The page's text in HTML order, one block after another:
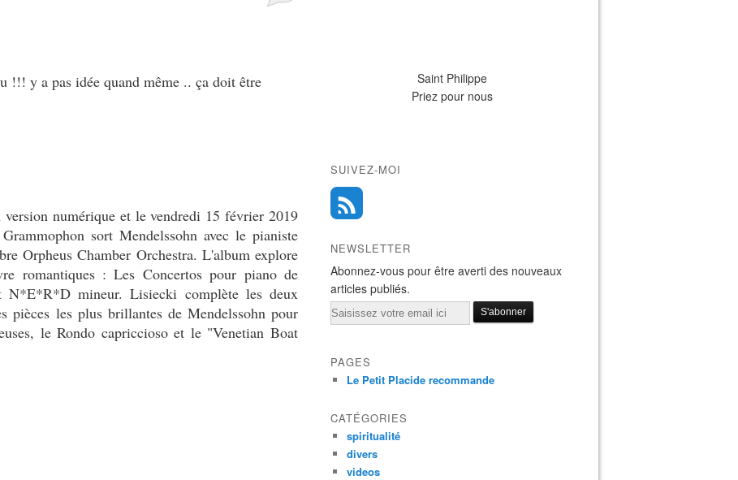
!!! y a pas idée quand même .. ça doit être
version numérique et le vendredi 15 février 2019
sort Mendelssohn avec le pianiste
Orpheus Chamber Orchestra. L'album explore
romantiques : Les Concertos pour piano de
N*E*R*D mineur. Lisiecki complète les deux
pièces les plus brillantes de Mendelssohn pour
le Rondo capriccioso et le "Venetian Boat
Saint Philippe
Priez pour nous
SUIVEZ-MOI
NEWSLETTER
Abonnez-vous pour être averti des nouveaux
articles publiés.
Email
PAGES
Le Petit Placide recommande
CATÉGORIES
spiritualité
divers
videos